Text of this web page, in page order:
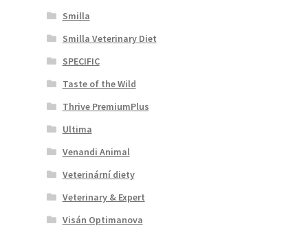
Smilla
Smilla Veterinary Diet
SPECIFIC
Taste of the Wild
Thrive PremiumPlus
Ultima
Venandi Animal
Veterinární diety
Veterinary & Expert
Visán Optimanova